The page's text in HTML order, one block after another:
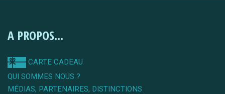
A PROPOS...
CARTE CADEAU
QUI SOMMES NOUS ?
MÉDIAS, PARTENAIRES, DISTINCTIONS